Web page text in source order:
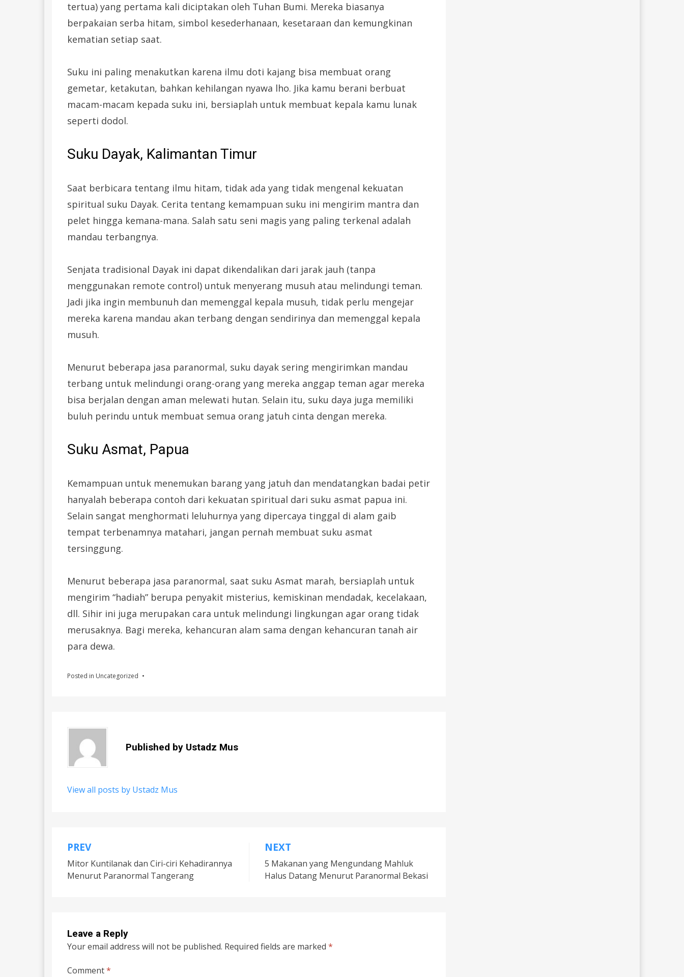
tertua) yang pertama kali diciptakan oleh Tuhan Bumi. Mereka biasanya
berpakaian serba hitam, simbol kesederhanaan, kesetaraan dan kemungkinan
kematian setiap saat.
Suku ini paling menakutkan karena ilmu doti kajang bisa membuat orang
gemetar, ketakutan, bahkan kehilangan nyawa lho. Jika kamu berani berbuat
macam-macam kepada suku ini, bersiaplah untuk membuat kepala kamu lunak
seperti dodol.
Suku Dayak, Kalimantan Timur
Saat berbicara tentang ilmu hitam, tidak ada yang tidak mengenal kekuatan
spiritual suku Dayak. Cerita tentang kemampuan suku ini mengirim mantra dan
pelet hingga kemana-mana. Salah satu seni magis yang paling terkenal adalah
mandau terbangnya.
Senjata tradisional Dayak ini dapat dikendalikan dari jarak jauh (tanpa
menggunakan remote control) untuk menyerang musuh atau melindungi teman.
Jadi jika ingin membunuh dan memenggal kepala musuh, tidak perlu mengejar
mereka karena mandau akan terbang dengan sendirinya dan memenggal kepala
musuh.
Menurut beberapa jasa paranormal, suku dayak sering mengirimkan mandau
terbang untuk melindungi orang-orang yang mereka anggap teman agar mereka
bisa berjalan dengan aman melewati hutan. Selain itu, suku daya juga memiliki
buluh perindu untuk membuat semua orang jatuh cinta dengan mereka.
Suku Asmat, Papua
Kemampuan untuk menemukan barang yang jatuh dan mendatangkan badai petir
hanyalah beberapa contoh dari kekuatan spiritual dari suku asmat papua ini.
Selain sangat menghormati leluhurnya yang dipercaya tinggal di alam gaib
tempat terbenamnya matahari, jangan pernah membuat suku asmat
tersinggung.
Menurut beberapa jasa paranormal, saat suku Asmat marah, bersiaplah untuk
mengirim “hadiah” berupa penyakit misterius, kemiskinan mendadak, kecelakaan,
dll. Sihir ini juga merupakan cara untuk melindungi lingkungan agar orang tidak
merusaknya. Bagi mereka, kehancuran alam sama dengan kehancuran tanah air
para dewa.
Posted in Uncategorized
Published by Ustadz Mus
View all posts by Ustadz Mus
Post
navigation
PREV
Mitor Kuntilanak dan Ciri-ciri Kehadirannya
Menurut Paranormal Tangerang
NEXT
5 Makanan yang Mengundang Mahluk
Halus Datang Menurut Paranormal Bekasi
Leave a Reply
Your email address will not be published. Required fields are marked *
Comment*